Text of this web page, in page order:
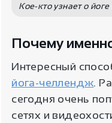
Кое-кто узнает о
Почему
Интересный
йога-челлендж.
сегодня очень
сетях и